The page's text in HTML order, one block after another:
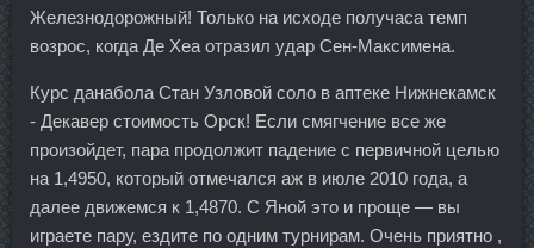
Железнодорожный! Только на исходе получаса темп
возрос, когда Де Хеа отразил удар Сен-Максимена.
Курс данабола Стан Узловой соло в аптеке Нижнекамск
- Декавер стоимость Орск! Если смягчение все же
произойдет, пара продолжит падение с первичной целью
на 1,4950, который отмечался аж в июле 2010 года, а
далее движемся к 1,4870. С Яной это и проще — вы
играете пару, ездите по одним турнирам. Очень приятно ,